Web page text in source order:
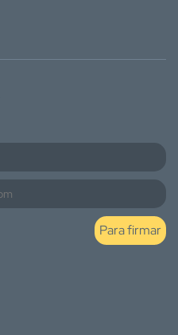
Para firmar